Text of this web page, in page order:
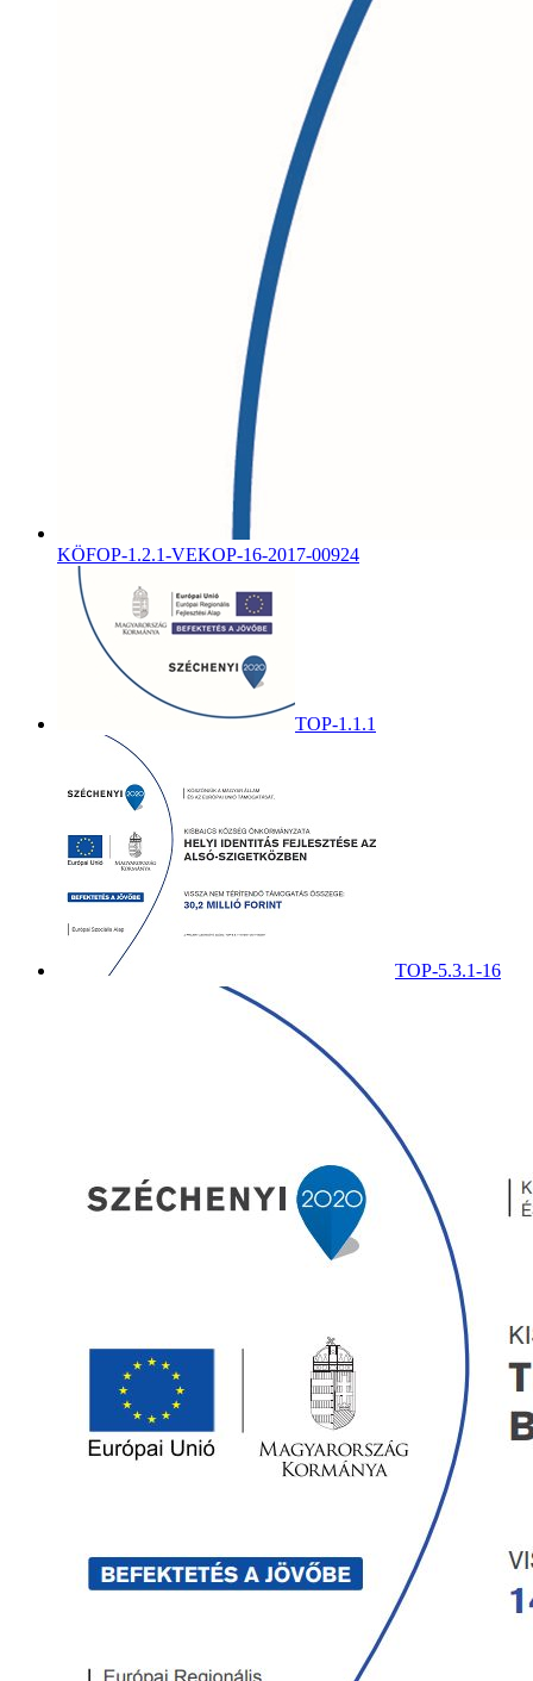
KÖFOP-1.2.1-VEKOP-16-2017-00924
TOP-1.1.1
TOP-5.3.1-16